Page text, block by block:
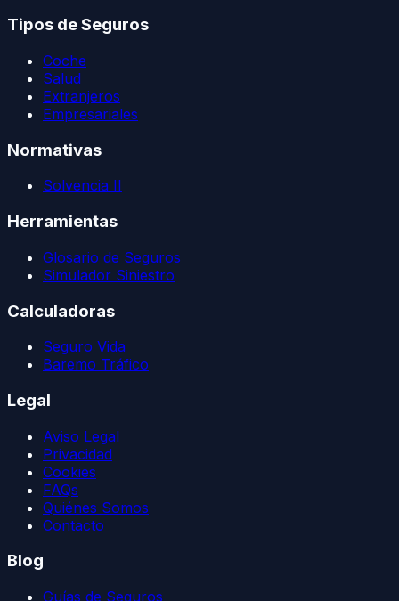
Tipos de Seguros
Coche
Salud
Extranjeros
Empresariales
Normativas
Solvencia II
Herramientas
Glosario de Seguros
Simulador Siniestro
Calculadoras
Seguro Vida
Baremo Tráfico
Legal
Aviso Legal
Privacidad
Cookies
FAQs
Quiénes Somos
Contacto
Blog
Guías de Seguros